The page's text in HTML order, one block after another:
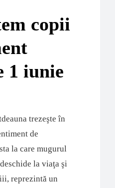
copii
1 iunie
trezeşte în
de
la care mugurul
la viaţa şi
reprezintă un